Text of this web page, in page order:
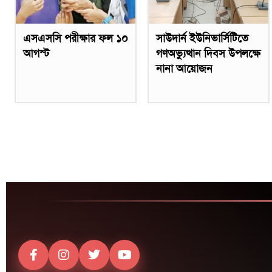
এসএসসি পরীক্ষার ফল ১০
আগস্ট
সাউদার্ন ইউনিভার্সিটিতে
গণঅভ্যুত্থান দিবস উপলক্ষে
নানা আয়োজন